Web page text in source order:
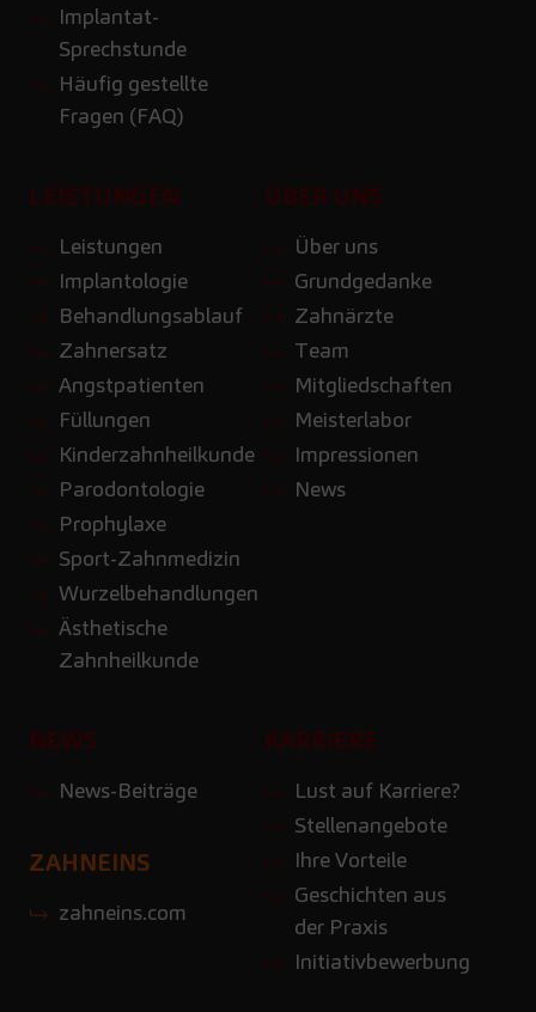
Implantat-
Sprechstunde
Häufig gestellte
Fragen (FAQ)
LEISTUNGEN
Leistungen
Implantologie
Behandlungsablauf
Zahnersatz
Angstpatienten
Füllungen
Kinderzahnheilkunde
Parodontologie
Prophylaxe
Sport-Zahnmedizin
Wurzelbehandlungen
Ästhetische
Zahnheilkunde
ÜBER UNS
Über uns
Grundgedanke
Zahnärzte
Team
Mitgliedschaften
Meisterlabor
Impressionen
News
NEWS
News-Beiträge
KARRIERE
Lust auf Karriere?
Stellenangebote
Ihre Vorteile
Geschichten aus
der Praxis
Initiativbewerbung
ZAHNEINS
zahneins.com